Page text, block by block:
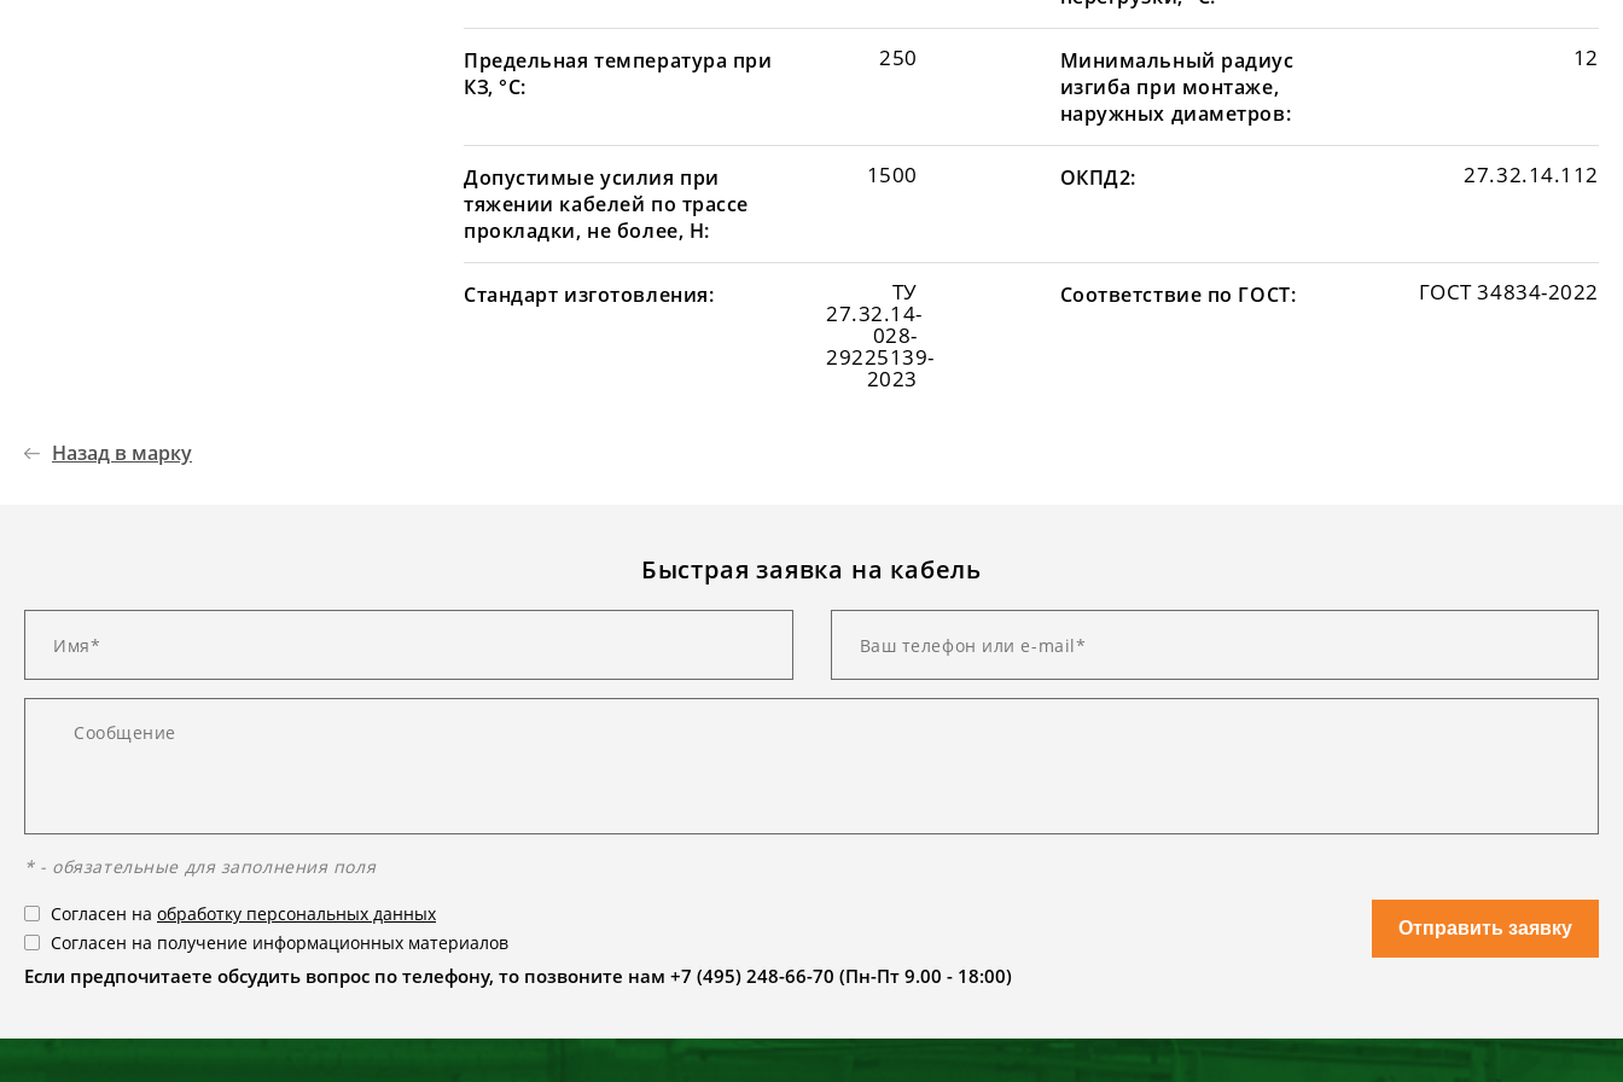
Предельная температура при
КЗ, °С:
250
Минимальный радиус
изгиба при монтаже,
наружных диаметров:
12
Допустимые усилия при
тяжении кабелей по трассе
прокладки, не более, Н:
1500 ОКПД2: 27.32.14.112
Стандарт изготовления: ТУ
27.32.14-
028-
29225139-
2023
Соответствие по ГОСТ: ГОСТ 34834-2022
Назад в марку
Быстрая заявка на кабель
* - обязательные для заполнения поля
Согласен на обработку персональных данных
Согласен на получение информационных материалов
Если предпочитаете обсудить вопрос по телефону, то позвоните нам +7 (495) 248-66-70 (Пн-Пт 9.00 - 18:00)
Отправить заявку